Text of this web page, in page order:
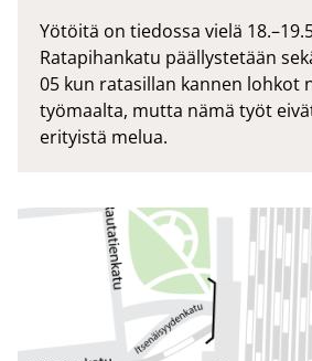
Yötöitä on tiedossa vielä
Ratapihankatu päällystetään
05 kun ratasillan kannen lohkot
työmaalta, mutta nämä työt
erityistä melua.